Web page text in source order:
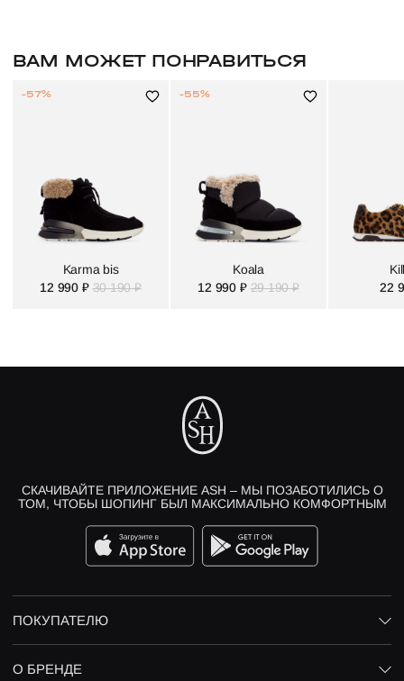
ВАМ МОЖЕТ ПОНРАВИТЬСЯ
Karma bis
12 990 ₽ 30 190 ₽
-57%
Koala
12 990 ₽ 29 190 ₽
-55%
22
СКАЧИВАЙТЕ ПРИЛОЖЕНИЕ ASH – МЫ ПОЗАБОТИЛИСЬ О
ТОМ, ЧТОБЫ ШОПИНГ БЫЛ МАКСИМАЛЬНО КОМФОРТНЫМ
ПОКУПАТЕЛЮ
О БРЕНДЕ